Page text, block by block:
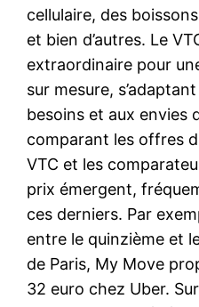
cellulaire, des
et bien d’autres. Le
extraordinaire pour
sur mesure,
besoins et aux envies
comparant les offres
VTC et les
prix émergent,
ces derniers. Par
entre le quinzième et
de Paris, My Move
32 euro chez Uber.